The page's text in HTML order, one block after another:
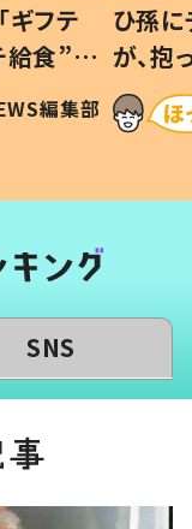
ギフテ
給食”を
の親
編集部
ひ孫
が、
「涙が
い」
SNS